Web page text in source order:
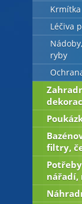
Léčiva
ryby
filtry,
nářadí,